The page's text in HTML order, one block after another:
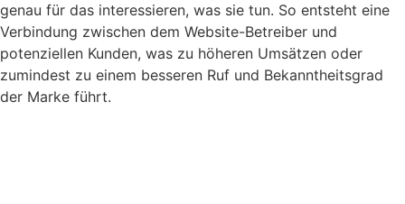
genau für das interessieren, was sie tun. So entsteht eine
Verbindung zwischen dem Website-Betreiber und
potenziellen Kunden, was zu höheren Umsätzen oder
zumindest zu einem besseren Ruf und Bekanntheitsgrad
der Marke führt.